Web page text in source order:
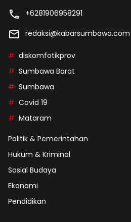
+6281906958291
redaksi@kabarsumbawa.com
diskomfotikprov
Sumbawa Barat
Sumbawa
Covid 19
Mataram
Politik & Pemerintahan
Hukum & Kriminal
Sosial Budaya
Ekonomi
Pendidikan